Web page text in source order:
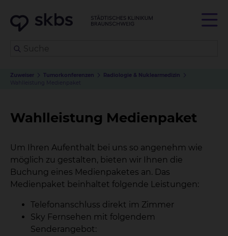
Zuweiser Tumorkonferenzen
Radiologie & Nuklearmedizin
Wahlleistung Medienpaket
Wahlleistung Medienpaket
Um Ihren Aufenthalt bei uns so angenehm wie
möglich zu gestalten, bieten wir Ihnen die
Buchung eines Medienpaketes an. Das
Medienpaket beinhaltet folgende Leistungen:
Telefonanschluss direkt im Zimmer
Sky Fernsehen mit folgendem
Senderangebot: